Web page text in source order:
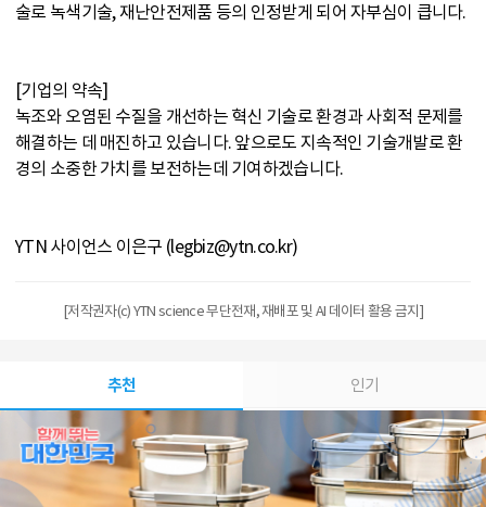
술로 녹색기술, 재난안전제품 등의 인정받게 되어 자부심이 큽니다.
[기업의 약속]
녹조와 오염된 수질을 개선하는 혁신 기술로 환경과 사회적 문제를
해결하는 데 매진하고 있습니다. 앞으로도 지속적인 기술개발로 환
경의 소중한 가치를 보전하는데 기여하겠습니다.
YTN 사이언스 이은구 (legbiz@ytn.co.kr)
[저작권자(c) YTN science 무단전재, 재배포 및 AI 데이터 활용 금지]
추천 인기